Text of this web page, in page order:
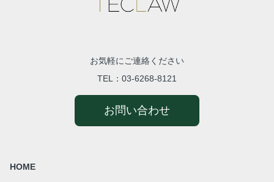
お気軽にご連絡ください
TEL： 03-6268-8121
お問い合わせ
HOME